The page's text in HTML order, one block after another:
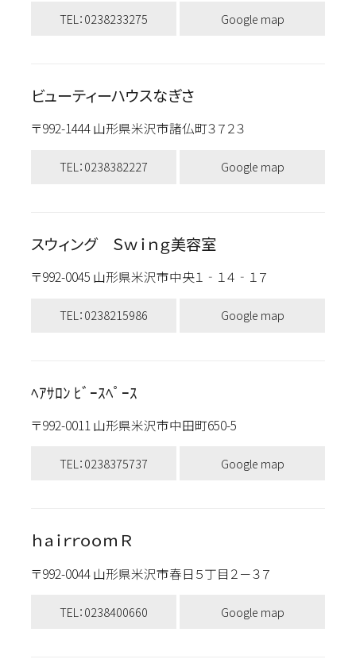
TEL：0238233275 Google map
ビューティーハウスなぎさ
〒992-1444 山形県米沢市諸仏町３７２３
TEL：0238382227 Google map
スウィング Ｓｗｉｎｇ美容室
〒992-0045 山形県米沢市中央１‐１４‐１７
TEL：0238215986 Google map
ﾍｱｻﾛﾝ ﾋﾞｰｽﾍﾟｰｽ
〒992-0011 山形県米沢市中田町650-5
TEL：0238375737 Google map
ｈａｉｒｒｏｏｍＲ
〒992-0044 山形県米沢市春日５丁目２－３７
TEL：0238400660 Google map